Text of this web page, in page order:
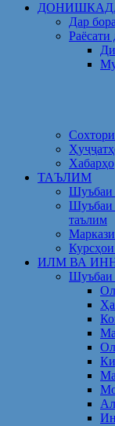
Дар
Хабарҳо
ТАЪЛИМ
Шуъбаи
Шуъбаи
таълим
ИЛМ ВА
Шуъбаи